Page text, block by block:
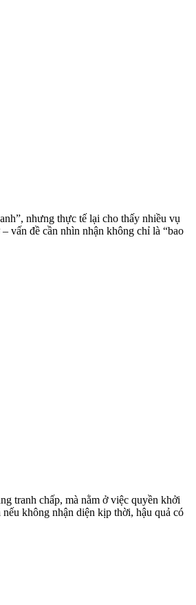
nhưng thực tế lại cho thấy nhiều vụ
vấn đề cần nhìn nhận không chỉ là “bao
tranh chấp, mà nằm ở việc quyền khởi
không nhận diện kịp thời, hậu quả có